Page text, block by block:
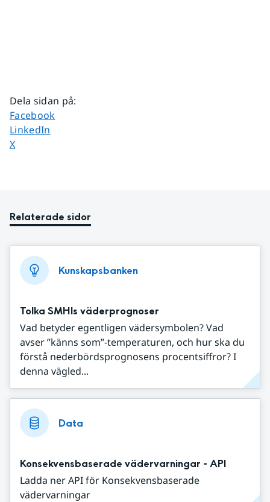
Dela sidan på:
Dela sidan på
Facebook
Dela sidan på
LinkedIn
Dela sidan på
X
Relaterade sidor
Kunskapsbanken
Tolka SMHIs väderprognoser
Vad betyder egentligen vädersymbolen? Vad
avser ”känns som”-temperaturen, och hur ska du
förstå nederbördsprognosens procentsiffror? I
denna vägled...
Data
Konsekvensbaserade vädervarningar - API
Ladda ner API för Konsekvensbaserade
vädervarningar